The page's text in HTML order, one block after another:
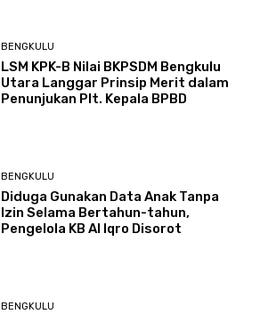
BENGKULU
LSM KPK-B Nilai BKPSDM Bengkulu
Utara Langgar Prinsip Merit dalam
Penunjukan Plt. Kepala BPBD
BENGKULU
Diduga Gunakan Data Anak Tanpa
Izin Selama Bertahun-tahun,
Pengelola KB Al Iqro Disorot
BENGKULU